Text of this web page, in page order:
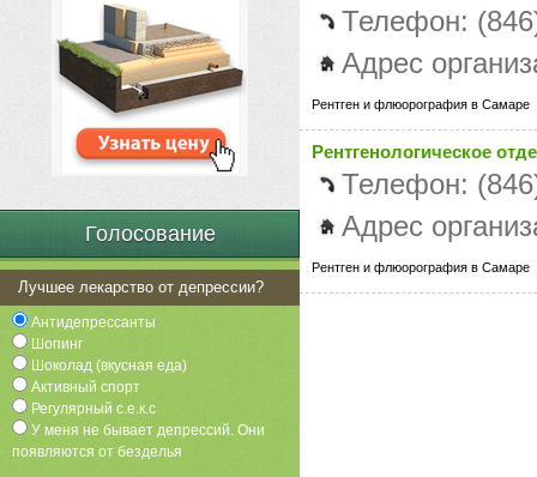
Голосование
Лучшее лекарство от депрессии?
Антидепрессанты
Шопинг
Шоколад (вкусная еда)
Активный спорт
Регулярный с.е.к.с
У меня не бывает депрессий. Они
появляются от безделья
Телефон:
Адрес
Рентген и флюорография в Самаре
Рентгенологическое
Телефон:
Адрес
Рентген и флюорография в Самаре